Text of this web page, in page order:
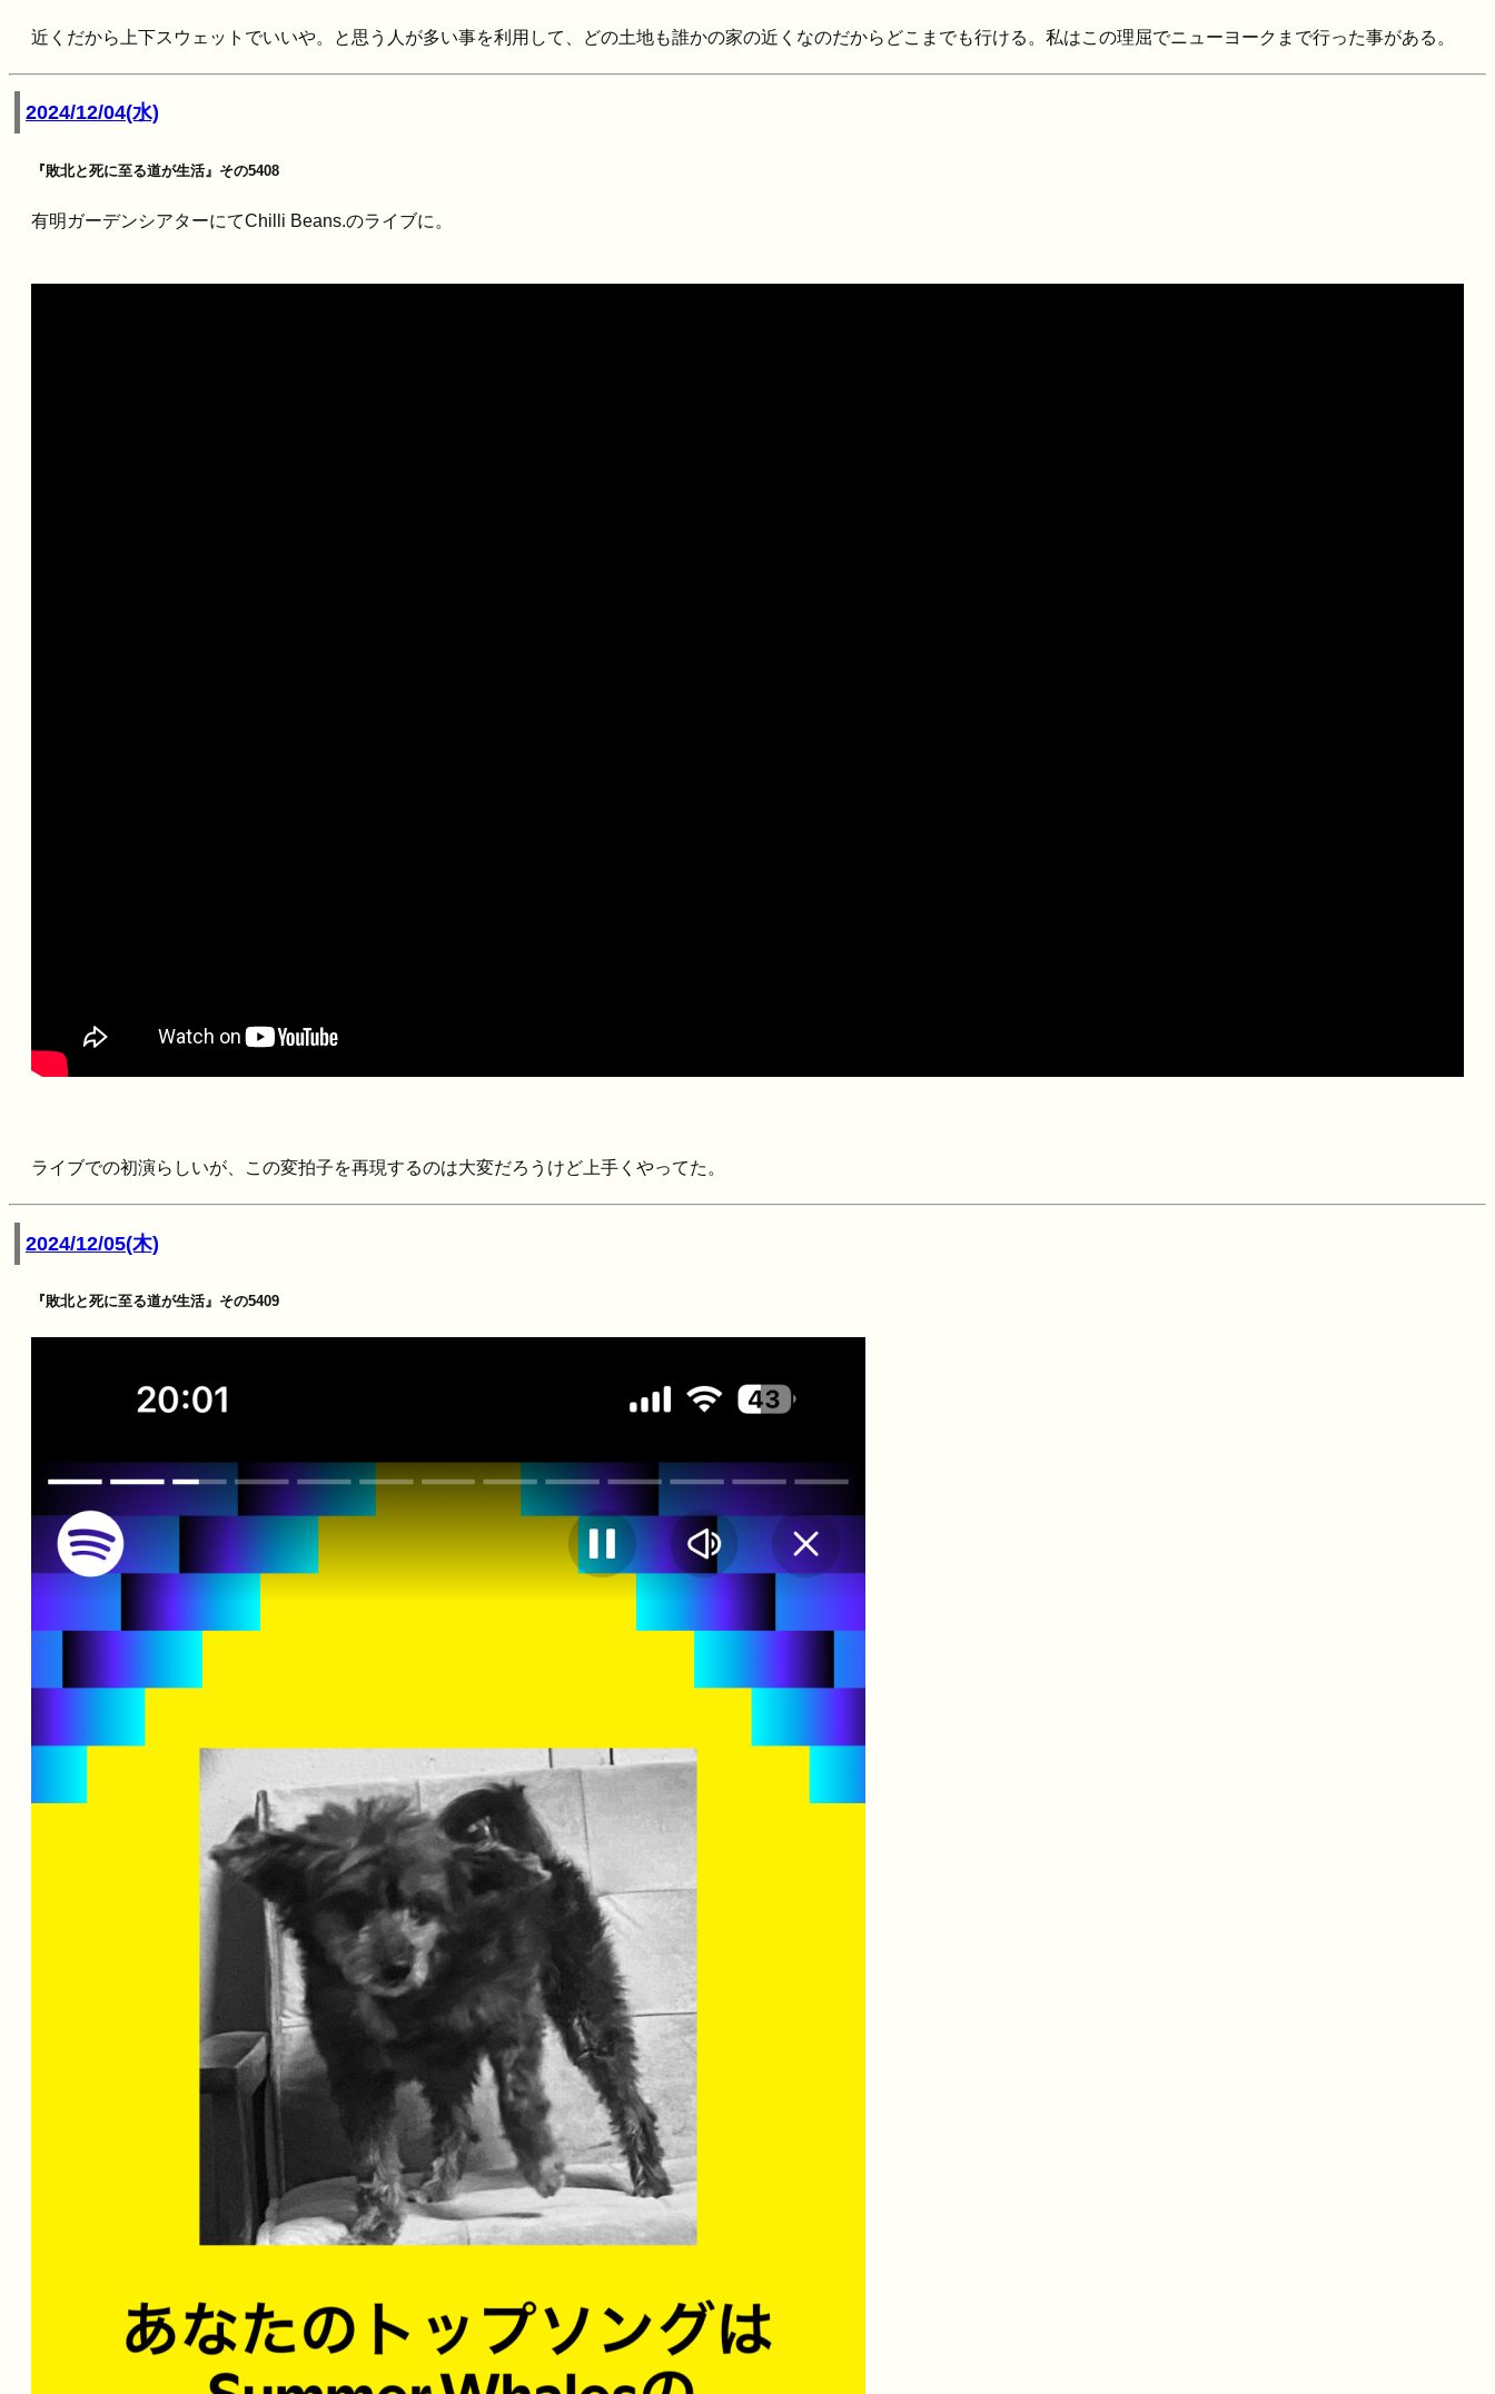
近くだから上下スウェットでいいや。と思う人が多い事を利用して、どの土地も誰かの家の近くなのだからどこまでも行ける。私はこの理屈でニューヨークまで行った事がある。
2024/12/04(水)
『敗北と死に至る道が生活』その5408
有明ガーデンシアターにてChilli Beans.のライブに。
ライブでの初演らしいが、この変拍子を再現するのは大変だろうけど上手くやってた。
2024/12/05(木)
『敗北と死に至る道が生活』その5409